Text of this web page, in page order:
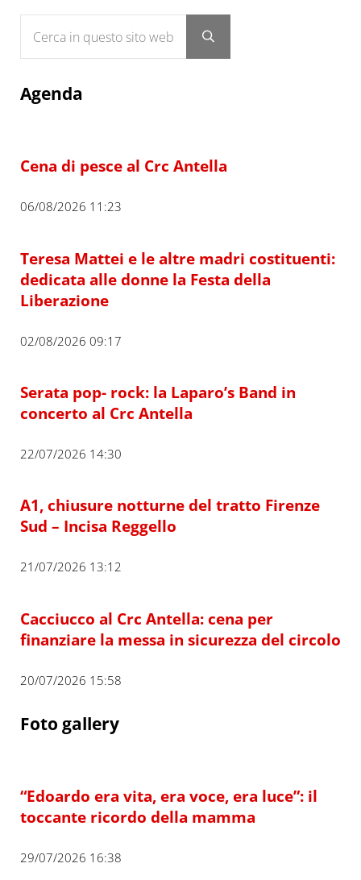
Submit search
Agenda
Cena di pesce al Crc Antella
06/08/2026 11:23
Teresa Mattei e le altre madri costituenti:
dedicata alle donne la Festa della
Liberazione
02/08/2026 09:17
Serata pop- rock: la Laparo’s Band in
concerto al Crc Antella
22/07/2026 14:30
A1, chiusure notturne del tratto Firenze
Sud – Incisa Reggello
21/07/2026 13:12
Cacciucco al Crc Antella: cena per
finanziare la messa in sicurezza del circolo
20/07/2026 15:58
Foto gallery
“Edoardo era vita, era voce, era luce”: il
toccante ricordo della mamma
29/07/2026 16:38